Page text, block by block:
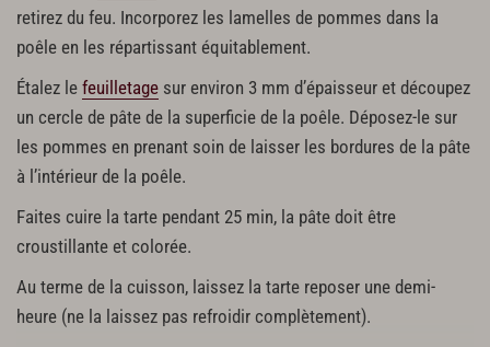
retirez du feu. Incorporez les lamelles de pommes dans la
poêle en les répartissant équitablement.
Étalez le feuilletage sur environ 3 mm d’épaisseur et découpez
un cercle de pâte de la superficie de la poêle. Déposez-le sur
les pommes en prenant soin de laisser les bordures de la pâte
à l’intérieur de la poêle.
Faites cuire la tarte pendant 25 min, la pâte doit être
croustillante et colorée.
Au terme de la cuisson, laissez la tarte reposer une demi-
heure (ne la laissez pas refroidir complètement).